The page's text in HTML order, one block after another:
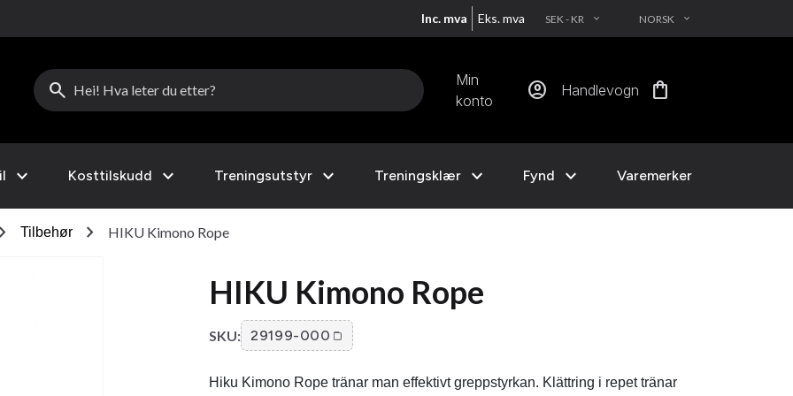
Inc. mva Eks. mva SEK - KR EXPAND_MORE NORSK EXPAND_MORE
search
Min
konto
account_circle Handlevogn shopping_bag
expand_more Kosttilskudd expand_more Treningsutstyr expand_more Treningsklær expand_more Fynd expand_more Varemerker
chevron_right Tilbehør chevron_right HIKU Kimono Rope
HIKU Kimono Rope
SKU: 29199-000
Hiku Kimono Rope tränar man effektivt greppstyrkan. Klättring i repet tränar